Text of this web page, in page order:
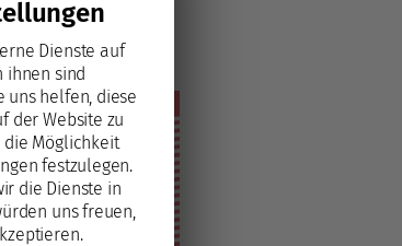
Dienste auf
ihnen sind
uns helfen, diese
der Website zu
die Möglichkeit
festzulegen.
die Dienste in
uns freuen,